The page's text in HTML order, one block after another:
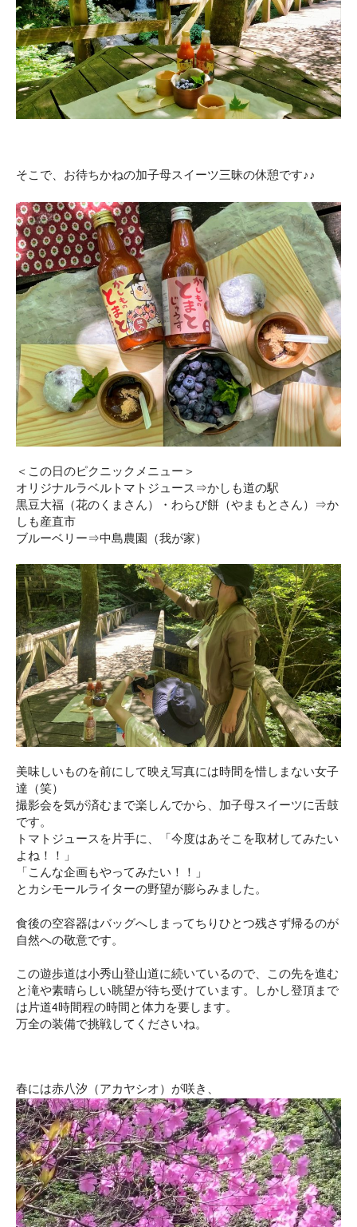
そこで、お待ちかねの加子母スイーツ三昧の休憩です♪♪
＜この日のピクニックメニュー＞
オリジナルラベルトマトジュース⇒かしも道の駅
黒豆大福（花のくまさん）・わらび餅（やまもとさん）⇒か
しも産直市
ブルーベリー⇒中島農園（我が家）
美味しいものを前にして映え写真には時間を惜しまない女子
達（笑）
撮影会を気が済むまで楽しんでから、加子母スイーツに舌鼓
です。
トマトジュースを片手に、「今度はあそこを取材してみたい
よね！！」
「こんな企画もやってみたい！！」
とカシモールライターの野望が膨らみました。
食後の空容器はバッグへしまってちりひとつ残さず帰るのが
自然への敬意です。
この遊歩道は小秀山登山道に続いているので、この先を進む
と滝や素晴らしい眺望が待ち受けています。しかし登頂まで
は片道4時間程の時間と体力を要します。
万全の装備で挑戦してくださいね。
春には赤八汐（アカヤシオ）が咲き、